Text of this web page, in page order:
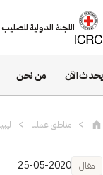
اللجنة الدولية
يحدث الآن من نحن
مناطق عملنا ليبيا
مقال 25-05-2020